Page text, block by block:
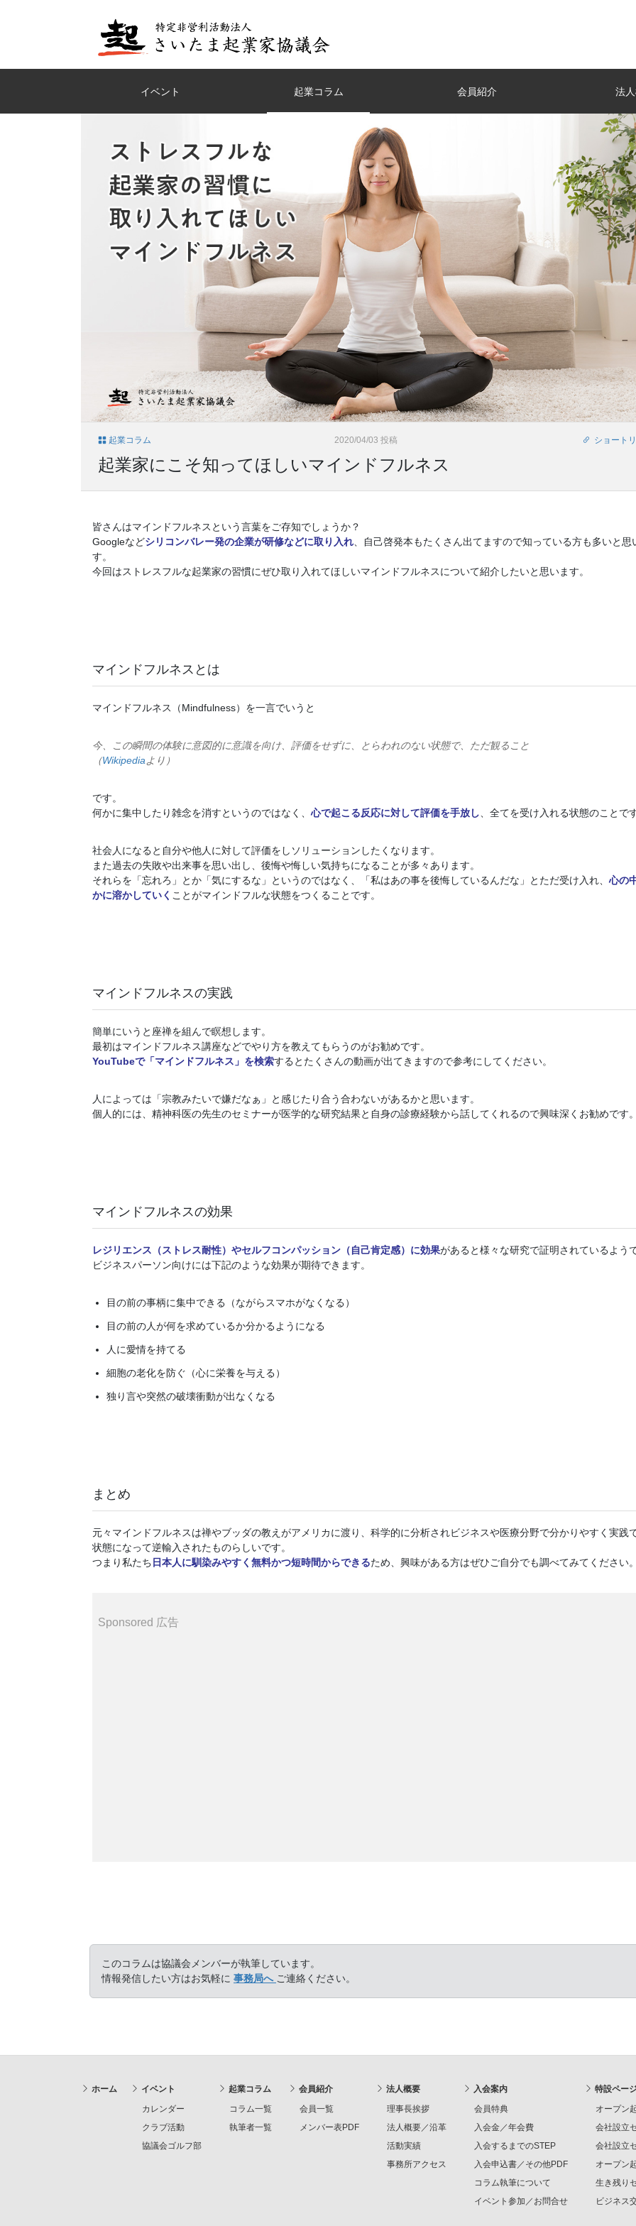
イベント 起業コラム 会員紹介 法
起業コラム 2020/04/03 投稿 ショート
起業家にこそ知ってほしいマインドフルネス
皆さんはマインドフルネスという言葉をご存知でしょうか？
Googleなどシリコンバレー発の企業が研修などに取り入れ、自己啓発本もたくさん出てますので知っている方も多いと思
す。
今回はストレスフルな起業家の習慣にぜひ取り入れてほしいマインドフルネスについて紹介したいと思います。
マインドフルネスとは
マインドフルネス（Mindfulness）を一言でいうと
今、この瞬間の体験に意図的に意識を向け、評価をせずに、とらわれのない状態で、ただ観ること
（Wikipediaより）
です。
何かに集中したり雑念を消すというのではなく、 心で起こる反応に対して評価を手放し、全てを受け入れる状態のことです
社会人になると自分や他人に対して評価をしソリューションしたくなります。
また過去の失敗や出来事を思い出し、後悔や悔しい気持ちになることが多々あります。
それらを「忘れろ」とか「気にするな」というのではなく、「私はあの事を後悔しているんだな」とただ受け入れ、 心の
かに溶かしていく ことがマインドフルな状態をつくることです。
マインドフルネスの実践
簡単にいうと座禅を組んで瞑想します。
最初はマインドフルネス講座などでやり方を教えてもらうのがお勧めです。
YouTubeで「マインドフルネス」を検索するとたくさんの動画が出てきますので参考にしてください。
人によっては「宗教みたいで嫌だなぁ」と感じたり合う合わないがあるかと思います。
個人的には、精神科医の先生のセミナーが医学的な研究結果と自身の診療経験から話してくれるので興味深くお勧めです。
マインドフルネスの効果
レジリエンス（ストレス耐性）やセルフコンパッション（自己肯定感）に効果があると様々な研究で証明されているようで
ビジネスパーソン向けには下記のような効果が期待できます。
目の前の事柄に集中できる（ながらスマホがなくなる）
目の前の人が何を求めているか分かるようになる
人に愛情を持てる
細胞の老化を防ぐ（心に栄養を与える）
独り言や突然の破壊衝動が出なくなる
まとめ
元々マインドフルネスは禅やブッダの教えがアメリカに渡り、科学的に分析されビジネスや医療分野で分かりやすく実践
状態になって逆輸入されたものらしいです。
つまり私たち 日本人に馴染みやすく無料かつ短時間からできるため、興味がある方はぜひご自分でも調べてみてください。
Sponsored 広告
このコラムは協議会メンバーが執筆しています。
情報発信したい方はお気軽に 事務局へ ご連絡ください。
ホーム
イベント
カレンダー
クラブ活動
協議会ゴルフ部
起業コラム
コラム一覧
執筆者一覧
会員紹介
会員一覧
メンバー表PDF
法人概要
理事長挨拶
法人概要／沿革
活動実績
事務所アクセス
入会案内
会員特典
入会金／年会費
入会するまでのSTEP
入会申込書／その他PDF
コラム執筆について
イベント参加／お問合せ
特設ペー
オープン
会社設立
会社設立
オープン
生き残り
ビジネス